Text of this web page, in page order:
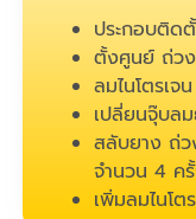
ประกอบติด
ตั้งศูนย์ ถ่ว
ลมไนโตรเจ
เปลี่ยนจุ๊บล
สลับยาง ถ่
จำนวน 4 ค
เพิ่มลมไนโ